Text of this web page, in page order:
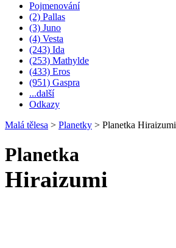
Pojmenování
(2) Pallas
(3) Juno
(4) Vesta
(243) Ida
(253) Mathylde
(433) Eros
(951) Gaspra
...další
Odkazy
Malá tělesa > Planetky > Planetka Hiraizumi
Planetka
Hiraizumi